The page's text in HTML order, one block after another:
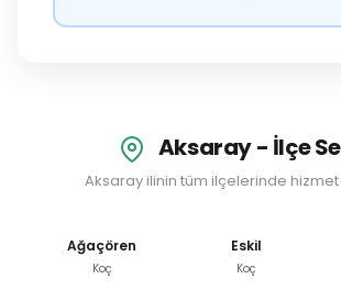
Aksaray - İlçe
Aksaray ilinin tüm ilçelerinde
Ağaçören
Koç
Eskil
Koç